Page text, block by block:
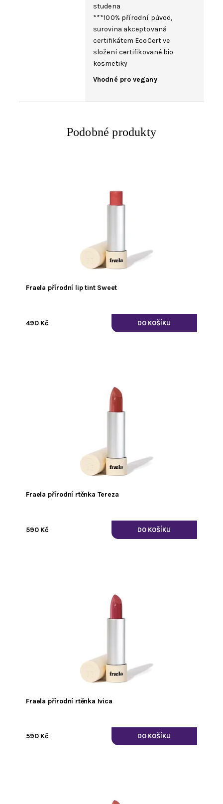
studena
***100% přírodní původ,
surovina akceptovaná
certifikátem EcoCert ve
složení certifikované bio
kosmetiky
Vhodné pro vegany
Podobné produkty
Fraela přírodní lip tint Sweet
490 Kč
Fraela přírodní rtěnka Tereza
590 Kč
Fraela přírodní rtěnka Ivica
590 Kč